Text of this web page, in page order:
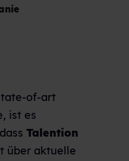
of-art
ist es
Talention
über aktuelle